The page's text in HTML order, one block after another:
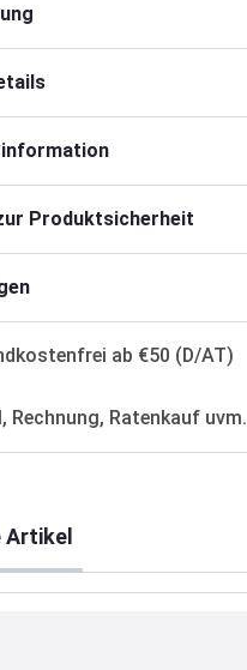
Produktsicherheit
ab €50 (D/AT)
Rechnung, Ratenkauf uvm.
Artikel